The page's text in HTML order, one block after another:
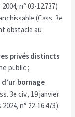
n° 03-12.737)
(Cass. 3e
obstacle au
privés distincts
public ;
bornage
3e civ., 19 janvier
n° 22-16.473).